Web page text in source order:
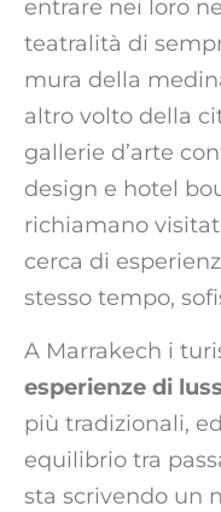
entrare nei loro
teatralità di
mura della
altro volto della
gallerie d’arte
design e hotel
richiamano
cerca di
stesso tempo,
A Marrakech i
esperienze di
più tradizionali,
equilibrio tra
sta scrivendo un